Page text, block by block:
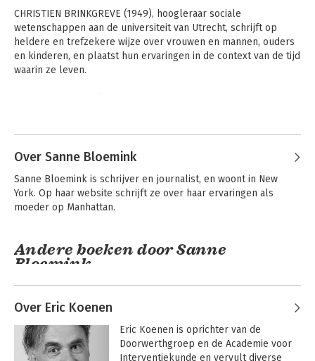
CHRISTIEN BRINKGREVE (1949), hoogleraar sociale
wetenschappen aan de universiteit van Utrecht, schrijft op
heldere en trefzekere wijze over vrouwen en mannen, ouders
en kinderen, en plaatst hun ervaringen in de context van de tijd
waarin ze leven.
van Stolk (1997) en 'Huismensen'. In 'Vroeg mondig laat
grenzen tussen jeugd en volwassenheid. In 2006 verscheen
'Wie wil er nog moeder worden?' In haar nieuwste boek, 'De
ogen van de ander' (2009), gaat Brinkgreve in op het belang
verschil
kracht van
verhalen
Over Sanne Bloemink
Sanne Bloemink is schrijver en journalist, en woont in New
York. Op haar website schrijft ze over haar ervaringen als
moeder op Manhattan.
Andere boeken door Sanne
Bloemink
Over Eric Koenen
Eric Koenen is oprichter van de
Doorwerthgroep en de Academie voor
Interventiekunde en vervult diverse